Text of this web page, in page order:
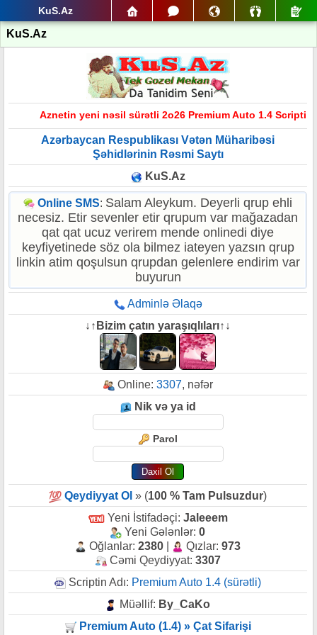
KuS.Az
KuS.Az
Aznetin yeni nəsil sürətli 2o26 Premium Auto 1.4 Scripti
Azərbaycan Respublikası Vətən Müharibəsi
Şəhidlərinin Rəsmi Saytı
KuS.Az
Online SMS: Salam Aleykum. Deyerli qrup ehli
necesiz. Etir sevenler etir qrupum var mağazadan
qat qat ucuz verirem mende onlinedi diye
keyfiyetinede söz ola bilmez iateyen yazsın qrup
linkin atim qoşulsun qrupdan gelenlere endirim var
buyurun
Adminlə Əlaqə
↓↑Bizim çatın yaraşıqlıları↑↓
Online: 3307, nəfər
Nik və ya id
Parol
Qeydiyyat Ol » (100 % Tam Pulsuzdur)
Yeni İstifadəçi: Jaleeem
Yeni Gələnlər: 0
Oğlanlar: 2380 Qızlar: 973
Cəmi Qeydiyyat: 3307
Scriptin Adı: Premium Auto 1.4 (sürətli)
Müəllif: By_CaKo
Premium Auto (1.4) » Çat Sifarişi